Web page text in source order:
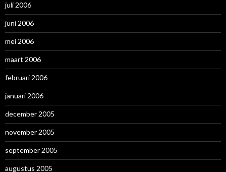
juli 2006
juni 2006
mei 2006
maart 2006
februari 2006
januari 2006
december 2005
november 2005
september 2005
augustus 2005